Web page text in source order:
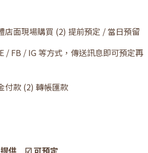
面現場購買 (2) 提前預定 / 當日預留
/ FB / IG 等方式，傳送訊息即可預定再
款 (2) 轉帳匯款